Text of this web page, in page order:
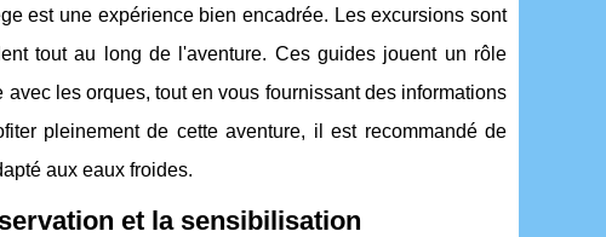
est une expérience bien encadrée. Les excursions sont
tout au long de l'aventure. Ces guides jouent un rôle
les orques, tout en vous fournissant des informations
pleinement de cette aventure, il est recommandé de
aux eaux froides.
et la sensibilisation